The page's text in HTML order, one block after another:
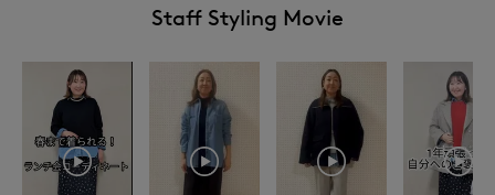
Staff Styling Movie